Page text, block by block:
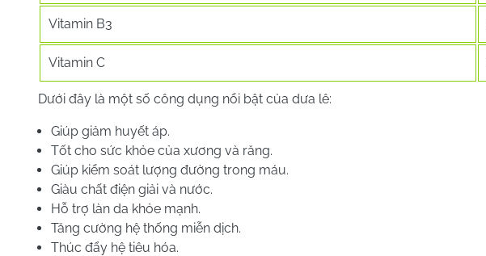
Vitamin B3
Vitamin C
Dưới đây là một số công dụng nổi bật của dưa lê:
Giúp giảm huyết áp.
Tốt cho sức khỏe của xương và răng.
Giúp kiểm soát lượng đường trong máu.
Giàu chất điện giải và nước.
Hỗ trợ làn da khỏe mạnh.
Tăng cường hệ thống miễn dịch.
Thúc đẩy hệ tiêu hóa.